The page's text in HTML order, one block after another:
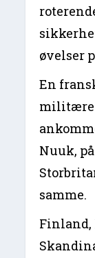
øvelser
En
militære
Nuuk,
samme.
Finland,